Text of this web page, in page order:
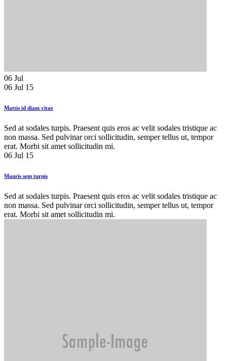
06 Jul
06 Jul 15
Mattis id diam vitae
Sed at sodales turpis. Praesent quis eros ac velit sodales tristique ac
non massa. Sed pulvinar orci sollicitudin, semper tellus ut, tempor
erat. Morbi sit amet sollicitudin mi.
06 Jul 15
Mauris sem turpis
Sed at sodales turpis. Praesent quis eros ac velit sodales tristique ac
non massa. Sed pulvinar orci sollicitudin, semper tellus ut, tempor
erat. Morbi sit amet sollicitudin mi.